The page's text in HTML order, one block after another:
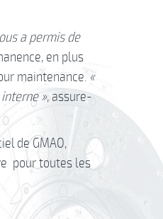
a permis de
en plus
maintenance.«
», assure-
de GMAO,
pour toutes les